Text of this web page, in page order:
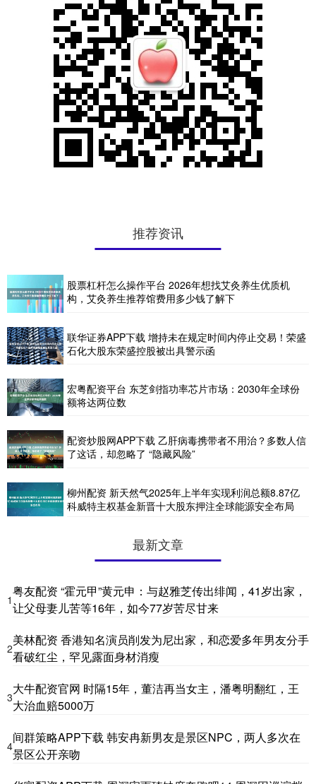
推荐资讯
股票杠杆怎么操作平台 2026年想找艾灸养生优质机
构，艾灸养生推荐馆费用多少钱了解下
联华证券APP下载 增持未在规定时间内停止交易！荣盛
石化大股东荣盛控股被出具警示函
宏粤配资平台 东芝剑指功率芯片市场：2030年全球份
额将达两位数
配资炒股网APP下载 乙肝病毒携带者不用治？多数人信
了这话，却忽略了 “隐藏风险”
柳州配资 新天然气2025年上半年实现利润总额8.87亿
科威特主权基金新晋十大股东押注全球能源安全布局
最新文章
1
粤友配资 “霍元甲”黄元申：与赵雅芝传出绯闻，41岁出家，
让父母妻儿苦等16年，如今77岁苦尽甘来
2
美林配资 香港知名演员削发为尼出家，和恋爱多年男友分手
看破红尘，罕见露面身材消瘦
3
大牛配资官网 时隔15年，董洁再当女主，潘粤明翻红，王
大治血赔5000万
4
间群策略APP下载 韩安冉新男友是景区NPC，两人多次在
景区公开亲吻